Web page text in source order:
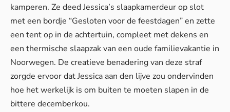
kamperen. Ze deed Jessica’s slaapkamerdeur op slot
met een bordje “Gesloten voor de feestdagen” en zette
een tent op in de achtertuin, compleet met dekens en
een thermische slaapzak van een oude familievakantie in
Noorwegen. De creatieve benadering van deze straf
zorgde ervoor dat Jessica aan den lijve zou ondervinden
hoe het werkelijk is om buiten te moeten slapen in de
bittere decemberkou.